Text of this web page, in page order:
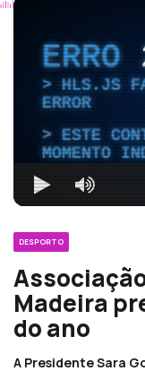
ERRO
HLS.JS
ERROR
ESTE
MOMENTO
DESPORTO
Madeira
do ano
A Presidente Sara